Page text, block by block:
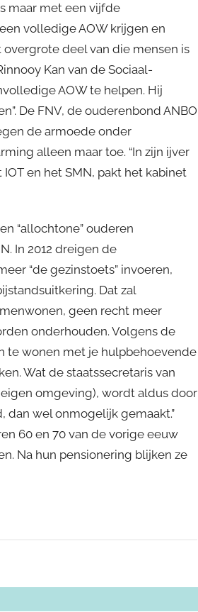
maar met een vijfde
volledige AOW krijgen en
deel van die mensen is
Kan van de Sociaal-
AOW te helpen. Hij
De FNV, de ouderenbond ANBO
de armoede onder
alleen maar toe. “In zijn ijver
en het SMN, pakt het kabinet
“allochtone” ouderen
In 2012 dreigen de
“de gezinstoets” invoeren,
Dat zal
geen recht meer
onderhouden. Volgens de
te wonen met je hulpbehoevende
Wat de staatssecretaris van
omgeving), wordt aldus door
dan wel onmogelijk gemaakt.”
60 en 70 van de vorige eeuw
Na hun pensionering blijken ze